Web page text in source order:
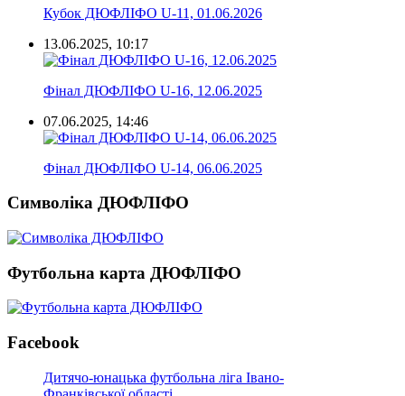
Кубок ДЮФЛІФО U-11, 01.06.2026
13.06.2025, 10:17
Фінал ДЮФЛІФО U-16, 12.06.2025
07.06.2025, 14:46
Фінал ДЮФЛІФО U-14, 06.06.2025
Символіка ДЮФЛІФО
Футбольна карта ДЮФЛІФО
Facebook
Дитячо-юнацька футбольна ліга Івано-